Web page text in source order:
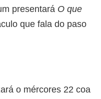
presentará O que
que fala do paso
o mércores 22 coa